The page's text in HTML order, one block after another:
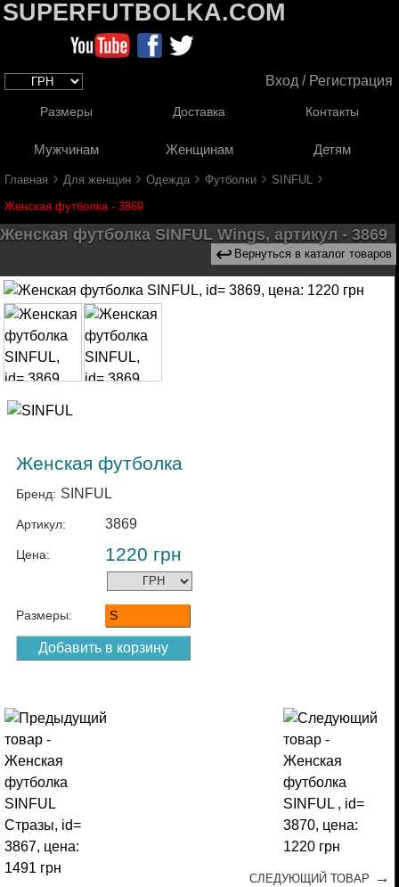
SUPERFUTBOLKA.COM
Вход / Регистрация
Размеры Доставка Контакты
Мужчинам Женщинам Детям
Главная › Для женщин › Одежда › Футболки › SINFUL ›
Женская футболка - 3869
Женская футболка SINFUL Wings, артикул - 3869
↩ Вернуться в каталог товаров
Женская футболка
Бренд: SINFUL
Артикул: 3869
Цена: 1220 грн
Размеры: S
СЛЕДУЮЩИЙ ТОВАР →